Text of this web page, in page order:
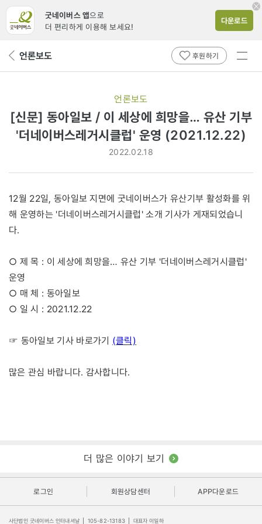
굿네이버스 앱으로
더 편리하게 이용해 보세요!
다운로드
뒤 언론보도 후원하기
전체
언론보도
[신문] 동아일보 / 이 세상에 희망을… 유산 기부
'더네이버스레거시클럽' 운영 (2021.12.22)
2022.02.18
12월 22일, 동아일보 지면에 굿네이버스가 유산기부 활성화를 위
해 운영하는 '더네이버스레거시클럽' 소개 기사가 게재되었습니
다.
○ 제 목 : 이 세상에 희망을… 유산 기부 '더네이버스레거시클럽'
운영
○ 매 체 : 동아일보
○ 일 시 : 2021.12.22
☞ 동아일보 기사 바로가기 (클릭)
많은 관심 바랍니다. 감사합니다.
더 많은 이야기 보기
로그인 회원상담센터 APP다운로드
사단법인 굿네이버스 인터내셔날 105-82-13183 대표자 이일하